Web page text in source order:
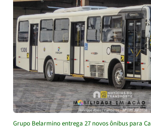
Grupo Belarmino entrega 27 novos ônibus para